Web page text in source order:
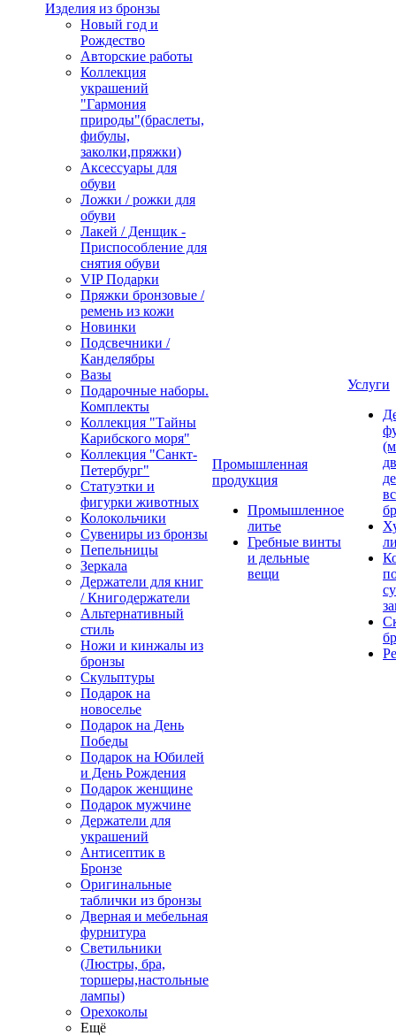
Изделия из бронзы
Новый год и
Рождество
Авторские работы
Коллекция
украшений
"Гармония
природы"(браслеты,
фибулы,
заколки,пряжки)
Аксессуары для
обуви
Ложки / рожки для
обуви
Лакей / Денщик -
Приспособление для
снятия обуви
VIP Подарки
Пряжки бронзовые /
ремень из кожи
Новинки
Подсвечники /
Канделябры
Вазы
Подарочные наборы.
Комплекты
Коллекция "Тайны
Карибского моря"
Коллекция "Санкт-
Петербург"
Статуэтки и
фигурки животных
Колокольчики
Сувениры из бронзы
Пепельницы
Зеркала
Держатели для книг
/ Книгодержатели
Альтернативный
стиль
Ножи и кинжалы из
бронзы
Скульптуры
Подарок на
новоселье
Подарок на День
Победы
Подарок на Юбилей
и День Рождения
Подарок женщине
Подарок мужчине
Держатели для
украшений
Антисептик в
Бронзе
Оригинальные
таблички из бронзы
Дверная и мебельная
фурнитура
Светильники
(Люстры, бра,
торшеры,настольные
лампы)
Орехоколы
Ещё
Промышленная
продукция
Промышленное
литье
Гребные винты
и дельные
вещи
Услуги